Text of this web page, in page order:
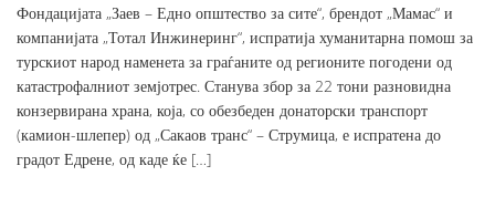
Фондацијата „Заев – Едно општество за сите“, брендот „Мамас“ и
компанијата „Тотал Инжинеринг“, испратија хуманитарна помош за
турскиот народ наменета за граѓаните од регионите погодени од
катастрофалниот земјотрес. Станува збор за 22 тони разновидна
конзервирана храна, која, со обезбеден донаторски транспорт
(камион-шлепер) од „Сакаов транс“ – Струмица, е испратена до
градот Едрене, од каде ќе […]